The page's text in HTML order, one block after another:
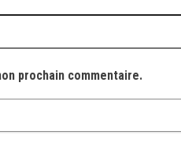
prochain commentaire.